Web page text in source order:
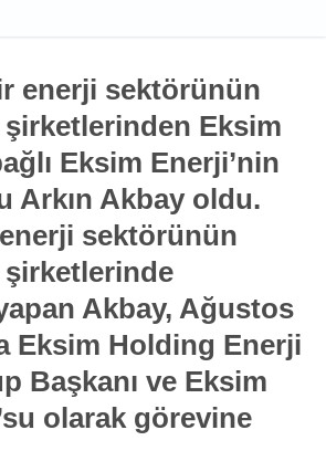
enerji sektörünün
Eksim
Eksim Enerji’nin
Arkın Akbay oldu.
sektörünün
Akbay, Ağustos
Eksim Holding Enerji
Başkanı ve Eksim
olarak görevine